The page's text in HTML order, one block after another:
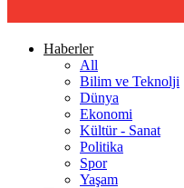
Haberler
All
Bilim ve Teknolji
Dünya
Ekonomi
Kültür - Sanat
Politika
Spor
Yaşam